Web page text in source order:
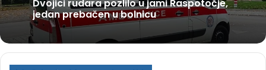
Dvojici rudara pozlilo u jami Raspotočje,
jedan prebačen u bolnicu